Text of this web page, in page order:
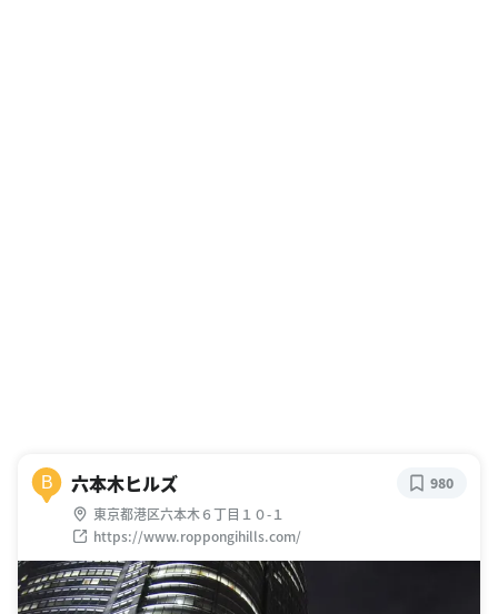
B 六本木ヒルズ
東京都港区六本木６丁目１０-１
https://www.roppongihills.com/
980